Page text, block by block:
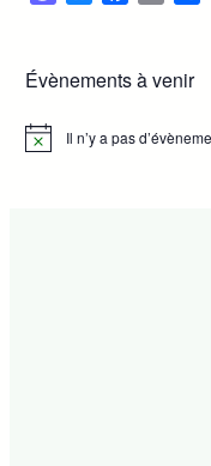
Évènements à venir
Notice Il n’y a pas